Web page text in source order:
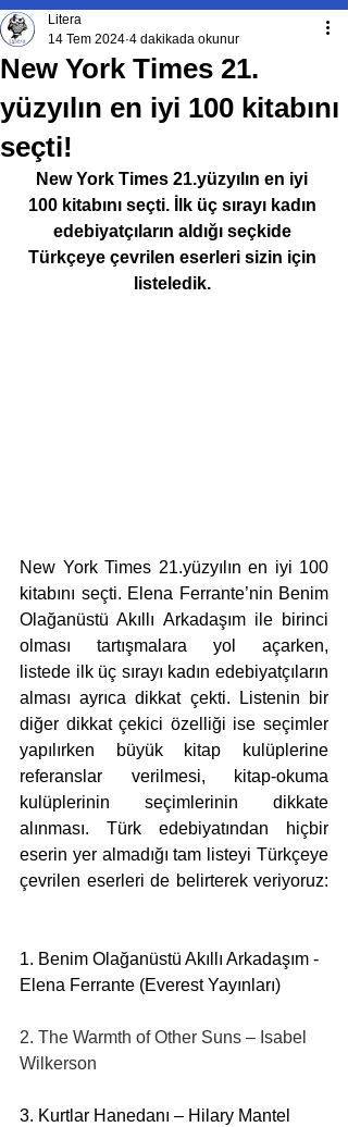
New York Times 21.
yüzyılın en iyi 100 kitabını
seçti!
Litera
14 Tem 2024 4 dakikada okunur
New York Times 21.yüzyılın en iyi
100 kitabını seçti. İlk üç sırayı kadın
edebiyatçıların aldığı seçkide
Türkçeye çevrilen eserleri sizin için
listeledik.
New York Times 21.yüzyılın en iyi 100
kitabını seçti. Elena Ferrante’nin Benim
Olağanüstü Akıllı Arkadaşım ile birinci
olması tartışmalara yol açarken,
listede ilk üç sırayı kadın edebiyatçıların
alması ayrıca dikkat çekti. Listenin bir
diğer dikkat çekici özelliği ise seçimler
yapılırken büyük kitap kulüplerine
referanslar verilmesi, kitap-okuma
kulüplerinin seçimlerinin dikkate
alınması. Türk edebiyatından hiçbir
eserin yer almadığı tam listeyi Türkçeye
çevrilen eserleri de belirterek veriyoruz:
1. Benim Olağanüstü Akıllı Arkadaşım -
Elena Ferrante (Everest Yayınları)
2. The Warmth of Other Suns – Isabel
Wilkerson
3. Kurtlar Hanedanı – Hilary Mantel